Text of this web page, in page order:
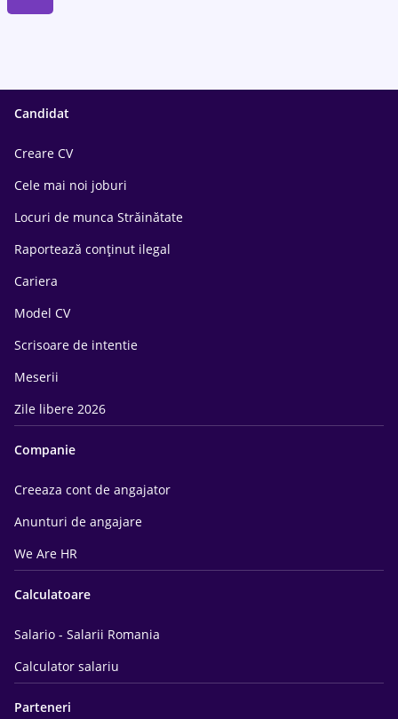
Candidat
Creare CV
Cele mai noi joburi
Locuri de munca Străinătate
Raportează conținut ilegal
Cariera
Model CV
Scrisoare de intentie
Meserii
Zile libere 2026
Companie
Creeaza cont de angajator
Anunturi de angajare
We Are HR
Calculatoare
Salario - Salarii Romania
Calculator salariu
Parteneri